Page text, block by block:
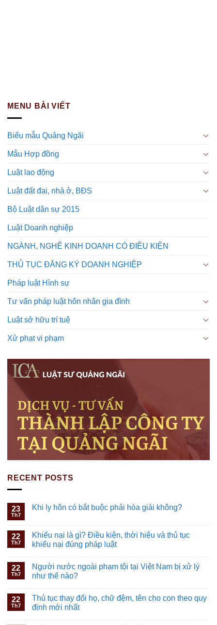
MENU BÀI VIẾT
Biểu mẫu Quảng Ngãi
Mẫu Hợp đồng
Luật lao động
Luật đất đai, nhà ở, BĐS
Bộ Luật dân sự 2015
Luật Doanh nghiệp
NGÀNH, NGHỀ KINH DOANH CÓ ĐIỀU KIỆN
THỦ TỤC ĐĂNG KÝ DOANH NGHIỆP
Pháp luật Hình sự
Tư vấn pháp luật hôn nhân gia đình
Luật sở hữu trí tuệ
Xử phạt vi phạm
RECENT POSTS
23
Th7
Khi ly hôn có bắt buộc phải hòa giải không?
22
Th7
Khiếu nại là gì? Điều kiện, thời hiệu và thủ tục
khiếu nại đúng pháp luật
22
Th7
Người nước ngoài phạm tội tại Việt Nam bị xử lý
như thế nào?
22
Th7
Thủ tục thay đổi họ, chữ đệm, tên cho con theo quy
định mới nhất